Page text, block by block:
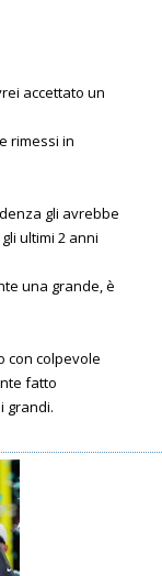
accettato un
rimessi in
gli avrebbe
ultimi 2 anni
una grande, è
con colpevole
fatto
grandi.